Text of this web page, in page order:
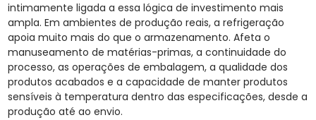
intimamente ligada a essa lógica de investimento mais
ampla. Em ambientes de produção reais, a refrigeração
apoia muito mais do que o armazenamento. Afeta o
manuseamento de matérias-primas, a continuidade do
processo, as operações de embalagem, a qualidade dos
produtos acabados e a capacidade de manter produtos
sensíveis à temperatura dentro das especificações, desde a
produção até ao envio.